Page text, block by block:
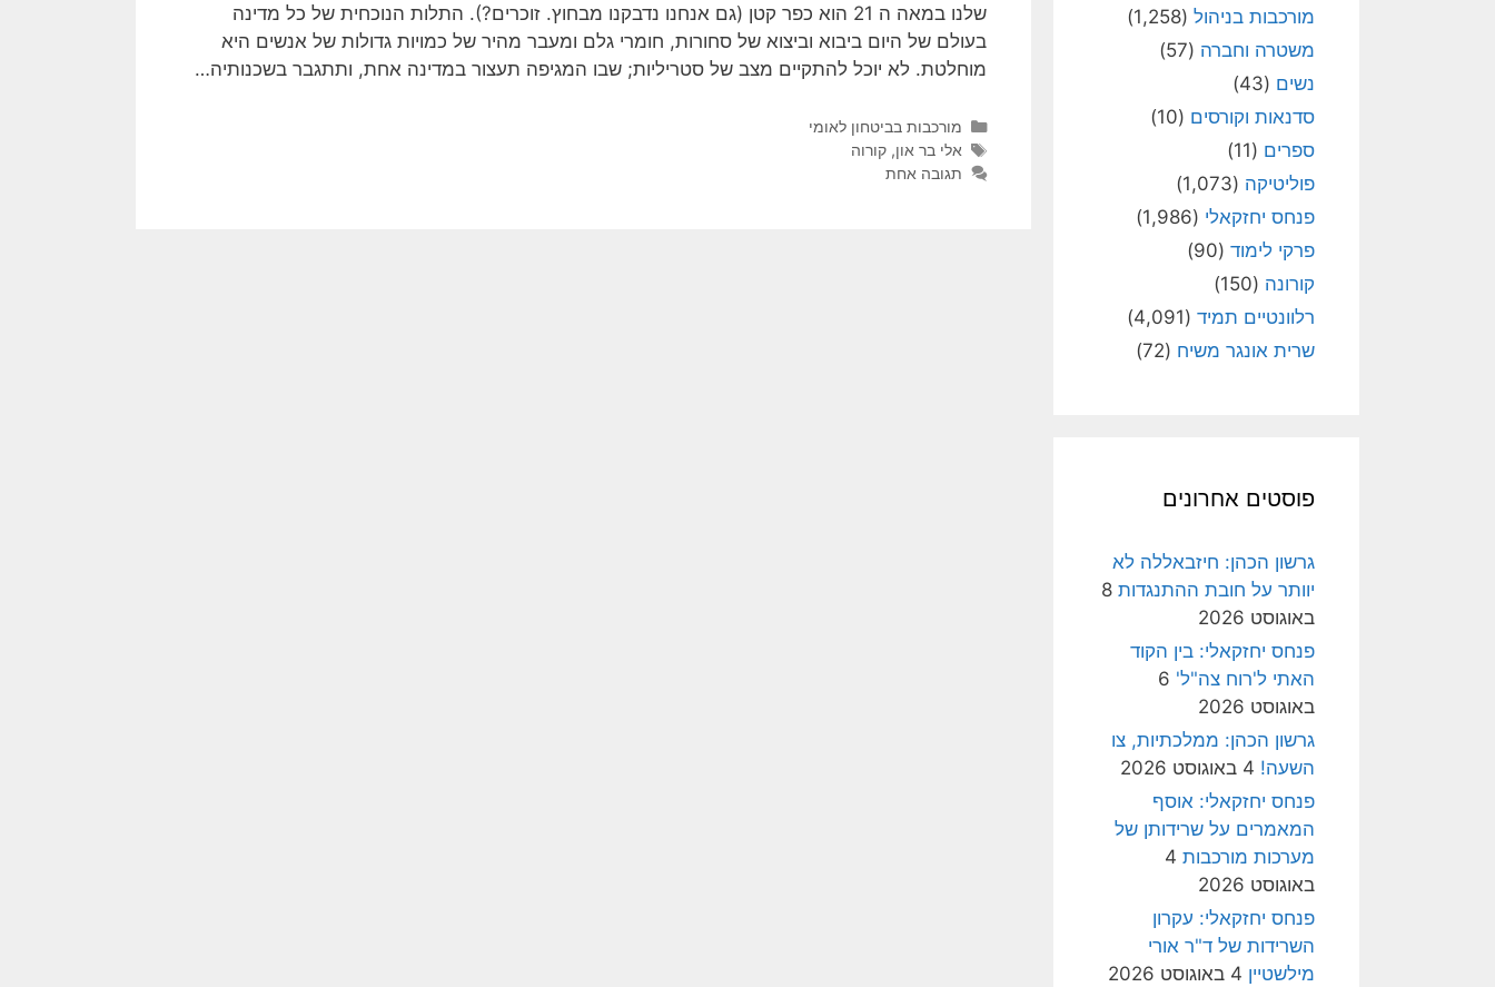
שלנו במאה ה 21 הוא כפר קטן (גם אנחנו נדבקנו מבחוץ. זוכרים?). התלות הנוכחית של כל מדינה
בעולם של היום ביבוא וביצוא של סחורות, חומרי גלם ומעבר מהיר של כמויות גדולות של אנשים היא
מוחלטת. לא יוכל להתקיים מצב של סטריליות; שבו המגיפה תעצור במדינה אחת, ותתגבר בשכנותיה…
קטגוריות
מורכבות בביטחון לאומי
תגיות
אלי בר און, קורוה
תגובה אחת
מורכבות בניהול (1,258)
משטרה וחברה (57)
נשים (43)
סדנאות וקורסים (10)
ספרים (11)
פוליטיקה (1,073)
פנחס יחזקאלי (1,986)
פרקי לימוד (90)
קורונה (150)
רלוונטיים תמיד (4,091)
שרית אונגר משיח (72)
פוסטים אחרונים
גרשון הכהן: חיזבאללה לא
יוותר על חובת ההתנגדות 8
באוגוסט 2026
פנחס יחזקאלי: בין הקוד
האתי ל'רוח צה"ל' 6
באוגוסט 2026
גרשון הכהן: ממלכתיות, צו
השעה! 4 באוגוסט 2026
פנחס יחזקאלי: אוסף
המאמרים על שרידותן של
מערכות מורכבות 4
באוגוסט 2026
פנחס יחזקאלי: עקרון
השרידות של ד"ר אורי
מילשטיין 4 באוגוסט 2026